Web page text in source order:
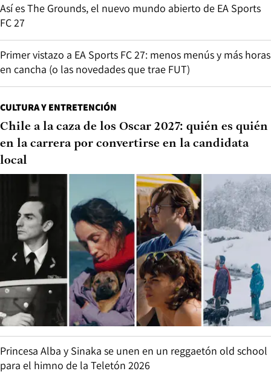
Así es The Grounds, el nuevo mundo abierto de EA Sports
FC 27
Primer vistazo a EA Sports FC 27: menos menús y más horas
en cancha (o las novedades que trae FUT)
CULTURA Y ENTRETENCIÓN
Chile a la caza de los Oscar 2027: quién es quién
en la carrera por convertirse en la candidata
local
Princesa Alba y Sinaka se unen en un reggaetón old school
para el himno de la Teletón 2026